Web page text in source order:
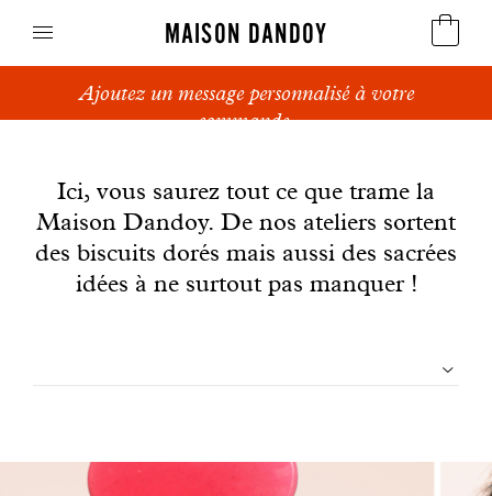
MAISON DANDOY
Speculoos
Pains sucrés
Gâteaux
Ajoutez un message personnalisé à votre
commande.
Ici, vous saurez tout ce que trame la
Maison Dandoy. De nos ateliers sortent
des biscuits dorés mais aussi des sacrées
idées à ne surtout pas manquer !
articles